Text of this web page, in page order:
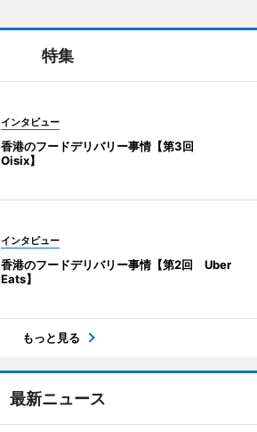
特集
インタビュー
香港のフードデリバリー事情【第3回
Oisix】
インタビュー
香港のフードデリバリー事情【第2回 Uber
Eats】
もっと見る
最新ニュース